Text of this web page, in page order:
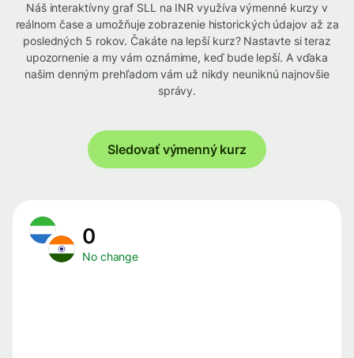
Náš interaktívny graf SLL na INR využíva výmenné kurzy v
reálnom čase a umožňuje zobrazenie historických údajov až za
posledných 5 rokov. Čakáte na lepší kurz? Nastavte si teraz
upozornenie a my vám oznámime, keď bude lepší. A vďaka
našim denným prehľadom vám už nikdy neuniknú najnovšie
správy.
Sledovať výmenný kurz
0
No change